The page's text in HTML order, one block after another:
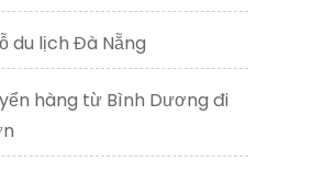
du lịch Đà Nẵng
hàng từ Bình Dương đi